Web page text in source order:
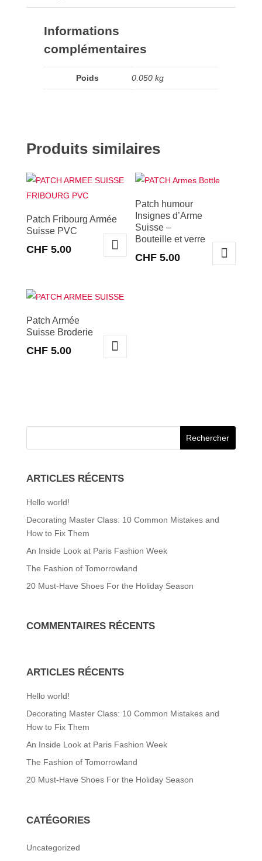
Informations
complémentaires
Poids 0.050 kg
Produits similaires
Patch Fribourg Armée
Suisse PVC
CHF5.00
Patch humour
Insignes d’Arme
Suisse –
Bouteille et verre
CHF 5.00
Patch Armée
Suisse Broderie
CHF5.00
ARTICLES RÉCENTS
Hello world!
Decorating Master Class: 10 Common Mistakes and
How to Fix Them
An Inside Look at Paris Fashion Week
The Fashion of Tomorrowland
20 Must-Have Shoes For the Holiday Season
COMMENTAIRES RÉCENTS
ARTICLES RÉCENTS
Hello world!
Decorating Master Class: 10 Common Mistakes and
How to Fix Them
An Inside Look at Paris Fashion Week
The Fashion of Tomorrowland
20 Must-Have Shoes For the Holiday Season
CATÉGORIES
Uncategorized